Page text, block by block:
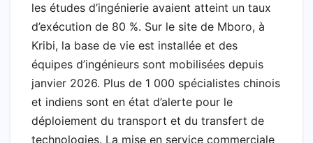
les études d’ingénierie avaient atteint un taux
d’exécution de 80 %. Sur le site de Mboro, à
Kribi, la base de vie est installée et des
équipes d’ingénieurs sont mobilisées depuis
janvier 2026. Plus de 1 000 spécialistes chinois
et indiens sont en état d’alerte pour le
déploiement du transport et du transfert de
technologies. La mise en service commerciale